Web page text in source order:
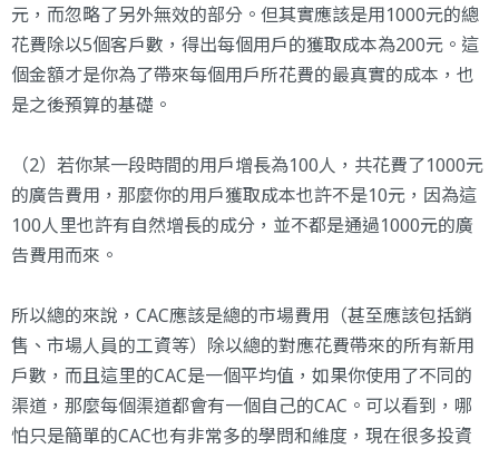
元，而忽略了另外無效的部分。但其實應該是用1000元的總
花費除以5個客戶數，得出每個用戶的獲取成本為200元。這
個金額才是你為了帶來每個用戶所花費的最真實的成本，也
是之後預算的基礎。
（2）若你某一段時間的用戶增長為100人，共花費了1000元
的廣告費用，那麼你的用戶獲取成本也許不是10元，因為這
100人里也許有自然增長的成分，並不都是通過1000元的廣
告費用而來。
所以總的來說，CAC應該是總的市場費用（甚至應該包括銷
售、市場人員的工資等）除以總的對應花費帶來的所有新用
戶數，而且這里的CAC是一個平均值，如果你使用了不同的
渠道，那麼每個渠道都會有一個自己的CAC。可以看到，哪
怕只是簡單的CAC也有非常多的學問和維度，現在很多投資